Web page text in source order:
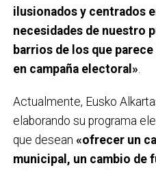
ilusionados y centrados
necesidades de nuestro
barrios de los que
en campaña electoral»
Actualmente, Eusko
elaborando su programa
que desean «ofrecer un
municipal, un cambio de